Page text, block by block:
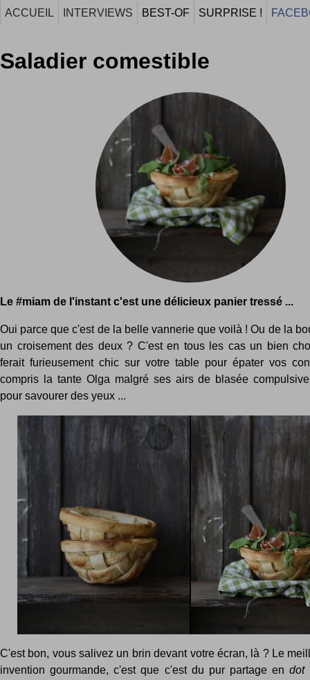
ACCUEIL INTERVIEWS BEST-OF SURPRISE !
Saladier comestible
Le #miam de l'instant c'est une délicieux panier tressé ...
Oui parce que c'est de la belle vannerie que voilà ! Ou de la
un croisement des deux ? C'est en tous les cas un bien
ferait furieusement chic sur votre table pour épater vos
compris la tante Olga malgré ses airs de blasée
pour savourer des yeux ...
C'est bon, vous salivez un brin devant votre écran, là ? Le
invention gourmande, c'est que c'est du pur partage endot